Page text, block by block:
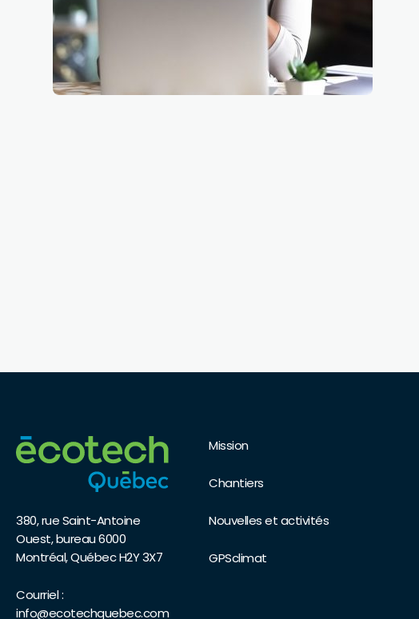
380, rue Saint-Antoine
Ouest, bureau 6000
Montréal, Québec H2Y 3X7
Courriel :
info@ecotechquebec.com
Mission
Chantiers
Nouvelles et activités
GPSclimat